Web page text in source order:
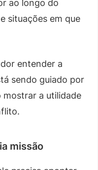
ao longo do
situações em que
entender a
sendo guiado por
mostrar a utilidade
missão